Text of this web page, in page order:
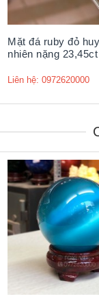
Mặt đá ruby đỏ
nhiên nặng 23,45ct
Liên hệ: 0972620000